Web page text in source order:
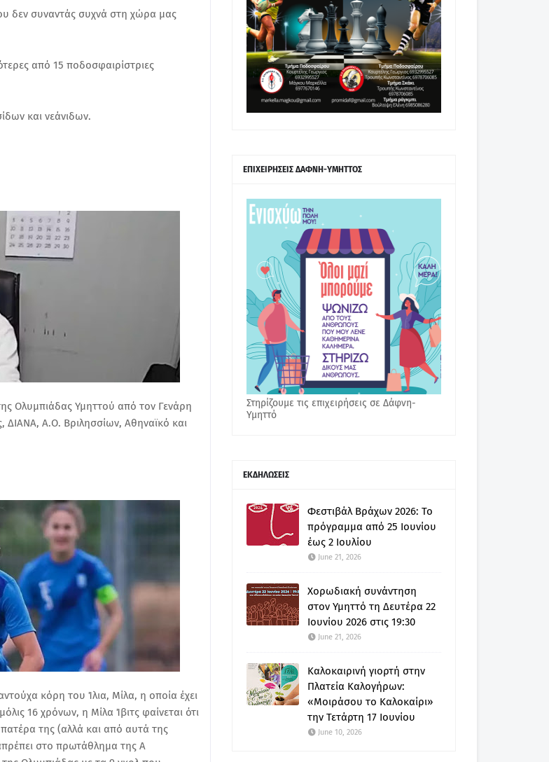
δεν συναντάς συχνά στη χώρα μας
από 15 ποδοσφαιρίστριες
και νεάνιδων.
Ολυμπιάδας Υμηττού από τον Γενάρη
ΔΙΑΝΑ, Α.Ο. Βριλησσίων, Αθηναϊκό και
κόρη του Ίλια, Μίλα, η οποία έχει
16 χρόνων, η Μίλα Ίβιτς φαίνεται ότι
της (αλλά και από αυτά της
στο πρωτάθλημα της Α
ΕΠΙΧΕΙΡΗΣΕΙΣ ΔΑΦΝΗ-ΥΜΗΤΤΟΣ
Στηρίζουμε τις επιχειρήσεις σε Δάφνη-
Υμηττό
ΕΚΔΗΛΩΣΕΙΣ
Φεστιβάλ Βράχων 2026: Το
πρόγραμμα από 25 Ιουνίου
έως 2 Ιουλίου
June 21, 2026
Χορωδιακή συνάντηση
στον Υμηττό τη Δευτέρα 22
Ιουνίου 2026 στις 19:30
June 21, 2026
Καλοκαιρινή γιορτή στην
Πλατεία Καλογήρων:
«Μοιράσου το Καλοκαίρι»
την Τετάρτη 17 Ιουνίου
June 10, 2026